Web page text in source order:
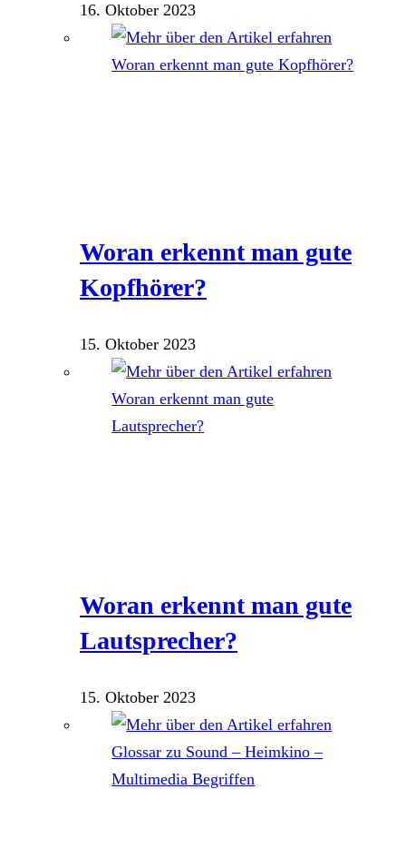
16. Oktober 2023
Woran erkennt man gute
Kopfhörer?
15. Oktober 2023
Woran erkennt man gute
Lautsprecher?
15. Oktober 2023